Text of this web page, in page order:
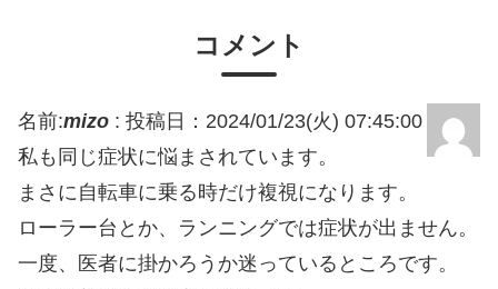
コメント
名前:mizo : 投稿日：2024/01/23(火) 07:45:00
私も同じ症状に悩まされています。
まさに自転車に乗る時だけ複視になります。
ローラー台とか、ランニングでは症状が出ません。
一度、医者に掛かろうか迷っているところです。